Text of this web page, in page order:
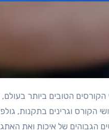
הקורס וגרינים בתקנות,